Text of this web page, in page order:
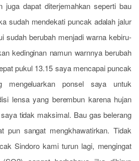
juga dapat diterjemahkan seperti bau
sudah mendekati puncak adalah jalur
sudah berubah menjadi warna kebiru-
kedinginan namun warnnya berubah
pukul 13.15 saya mencapai puncak
mengeluarkan ponsel saya untuk
lensa yang berembun karena hujan
tidak maksimal. Bau gas belerang
pun sangat mengkhawatirkan. Tidak
Sindoro kami turun lagi, mengingat